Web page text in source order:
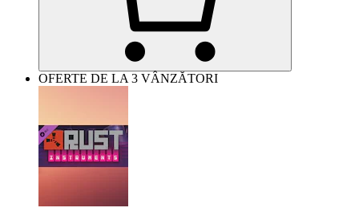
OFERTE DE LA 3 VÂNZĂTORI